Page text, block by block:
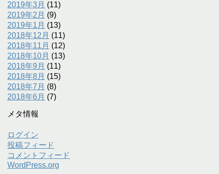
2019年3月 (11)
2019年2月 (9)
2019年1月 (13)
2018年12月 (11)
2018年11月 (12)
2018年10月 (13)
2018年9月 (11)
2018年8月 (15)
2018年7月 (8)
2018年6月 (7)
メタ情報
ログイン
投稿フィード
コメントフィード
WordPress.org